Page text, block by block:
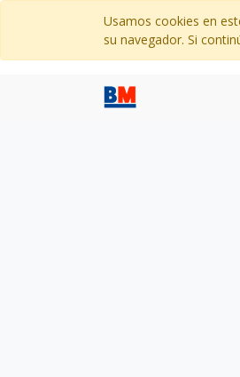
Usamos cookies en
su navegador. Si